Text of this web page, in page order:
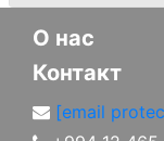
О нас
Контакт
[email